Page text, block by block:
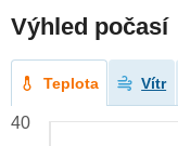
Výhled počasí
Teplota Vítr
40